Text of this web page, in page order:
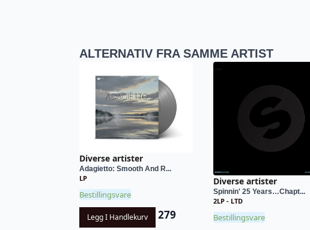
ALTERNATIV FRA SAMME ARTIST
Diverse artister
Adagietto: Smooth And R...
LP
Bestillingsvare
Legg I Handlekurv 279
Diverse artister
Spinnin' 25 Years…Chapt...
2LP - LTD
Bestillingsvare